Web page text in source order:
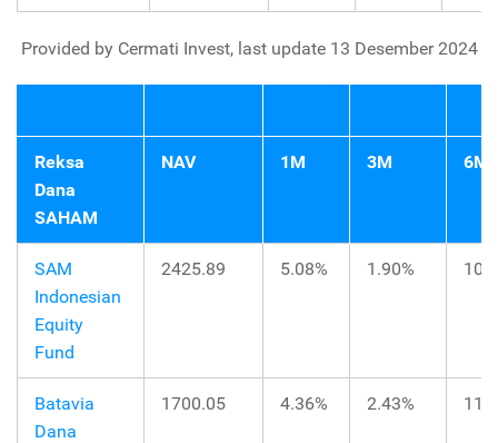
Provided by Cermati Invest, last update 13 Desember 2024
Reksa
Dana
SAHAM
NAV 1M 3M 6M
SAM
Indonesian
Equity
Fund
2425.89 5.08% 1.90%
Batavia
Dana
1700.05 4.36% 2.43%